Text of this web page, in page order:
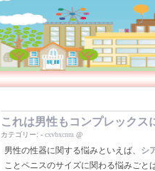
これは男性もコンプレックス
カテゴリー: - cxvbxcnm @
男性の性器に関する悩みといえば、 シ
ことペニスのサイズに関わる悩みごと